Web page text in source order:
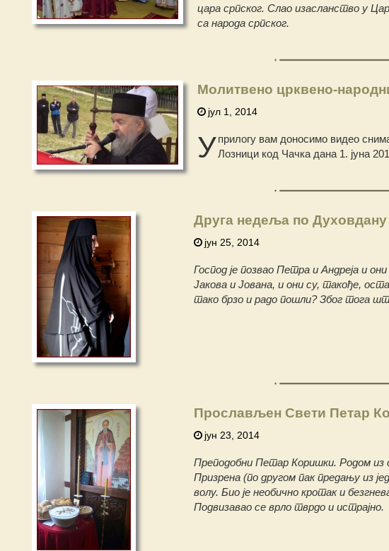
цара српског. Слао изасланство у
са народа српског.
Молитвено црквено-
јул 1, 2014
У прилогу вам доносимо видео
Лозници код Чачка дана 1. јуна
Друга недеља по
јун 25, 2014
Господ је позвао Петра и Андреја и
Јакова и Јована, и они су, такође,
тако брзо и радо пошли? Због тога
Прослављен Свети Петар
јун 23, 2014
Преподобни Петар Коришки. Родом
Призрена (по другом пак предању из
волу. Био је необично кротак и
Подвизавао се врло тврдо и истрајно.